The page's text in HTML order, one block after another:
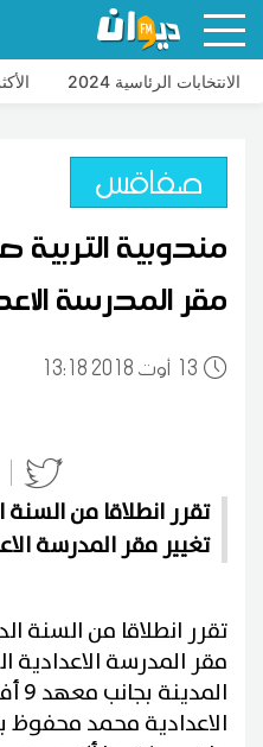
الانتخابات الرئاسية 2024
صفاقس
مقر المدرسة
13 13:18 2018 أوت
تغيير مقر المدرسة
مقر المدرسة